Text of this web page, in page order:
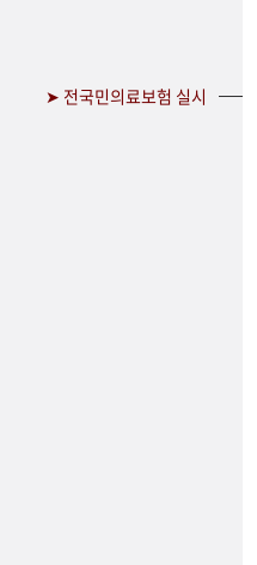
➤ 전국민의료보험 실시